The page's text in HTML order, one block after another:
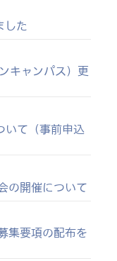
した
キャンパス）更
いて（事前申込
の開催について
集要項の配布を